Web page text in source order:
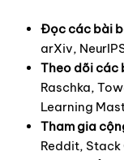
Đọc các bài
arXiv,
Theo dõi các
Raschka,
Learning
Tham gia
Reddit,